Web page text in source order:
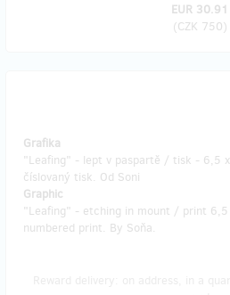
EUR 30.91
(CZK 750)
Grafika
"Leafing" - lept v paspartě / tisk - 6,5
číslovaný tisk. Od Soni
Graphic
"Leafing" - etching in mount / print
numbered print. By Soňa.